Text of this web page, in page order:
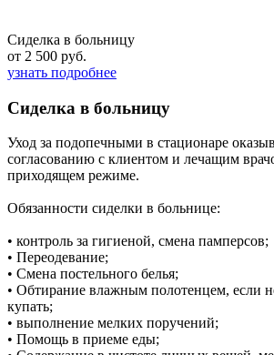
Сиделка в больницу
от 2 500 руб.
узнать подробнее
Сиделка в больницу
Уход за подопечными в стационаре
согласованию с клиентом и лечащим
приходящем режиме.
Обязанности сиделки в больнице:
• контроль за гигиеной, смена памперсов;
• Переодевание;
• Смена постельного белья;
• Обтирание влажным полотенцем, если
купать;
• выполнение мелких поручений;
• Помощь в приеме еды;